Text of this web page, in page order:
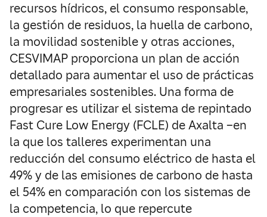
recursos hídricos, el consumo responsable,
la gestión de residuos, la huella de carbono,
la movilidad sostenible y otras acciones,
CESVIMAP proporciona un plan de acción
detallado para aumentar el uso de prácticas
empresariales sostenibles. Una forma de
progresar es utilizar el sistema de repintado
Fast Cure Low Energy (FCLE) de Axalta –en
la que los talleres experimentan una
reducción del consumo eléctrico de hasta el
49% y de las emisiones de carbono de hasta
el 54% en comparación con los sistemas de
la competencia, lo que repercute